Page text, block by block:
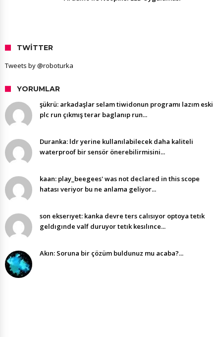
TWITTER
Tweets by @roboturka
YORUMLAR
şükrü: arkadaşlar selam tiwidonun programı lazım eski
plc run çıkmış terar baglanıp run...
Duranka: ldr yerine kullanılabilecek daha kaliteli
waterproof bir sensör önerebilirmisini...
kaan: play_beegees' was not declared in this scope
hatası veriyor bu ne anlama geliyor...
son ekserıyet: kanka devre ters calısıyor optoya tetık
geldıgınde valf duruyor tetık kesılınce...
Akın: Soruna bir çözüm buldunuz mu acaba?...